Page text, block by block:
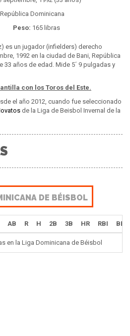
Dominicana
Peso: 165 libras
es un jugador (infielders) derecho
1992 en la ciudad de Bani, República
33 años de edad. Mide 5´ 9 pulgadas y
con los Toros del Este.
el año 2012, cuando fue seleccionado
de la Liga de Beisbol Invernal de la
DE BÉISBOL
AB R H 2B 3B HR RBI BB
en la Liga Dominicana de Béisbol